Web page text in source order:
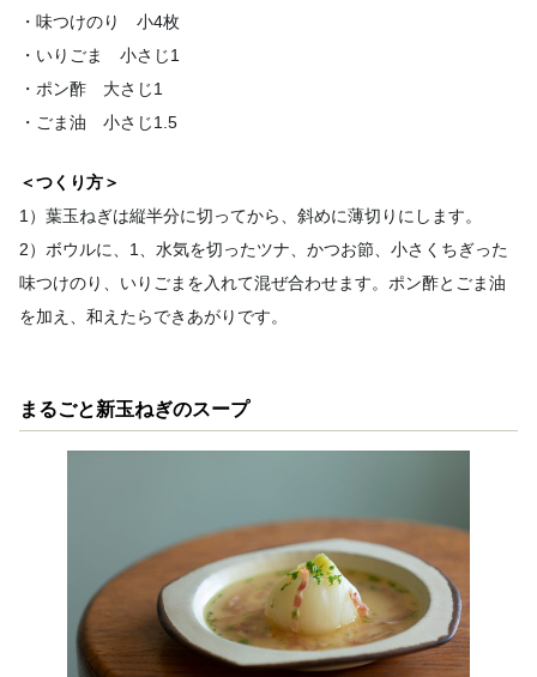
・味つけのり 小4枚
・いりごま 小さじ1
・ポン酢 大さじ1
・ごま油 小さじ1.5
＜つくり方＞
1）葉玉ねぎは縦半分に切ってから、斜めに薄切りにします。
2）ボウルに、1、水気を切ったツナ、かつお節、小さくちぎった
味つけのり、いりごまを入れて混ぜ合わせます。ポン酢とごま油
を加え、和えたらできあがりです。
まるごと新玉ねぎのスープ